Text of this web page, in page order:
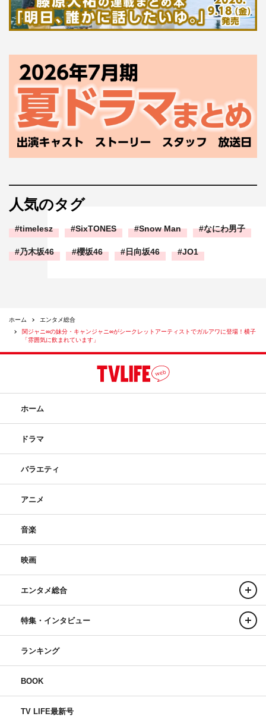
人気のタグ
timelesz SixTONES Snow Man なにわ男子
乃木坂46 櫻坂46 日向坂46 JO1
ホーム
エンタメ総合
関ジャニ∞の妹分・キャンジャニ∞がシークレットアーティストでガルアワに登場！横子
「雰囲気に飲まれています」
ホーム
ドラマ
バラエティ
アニメ
音楽
映画
エンタメ総合
特集・インタビュー
ランキング
BOOK
TV LIFE最新号